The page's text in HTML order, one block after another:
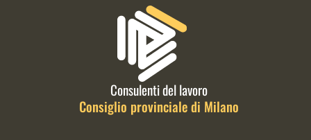
Informazioni di contatto e link
Consulenti del lavoro
Consiglio provinciale di Milano